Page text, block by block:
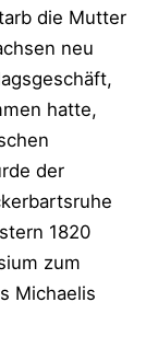
die Mutter
neu
hatte,
der
1820
zum
Michaelis